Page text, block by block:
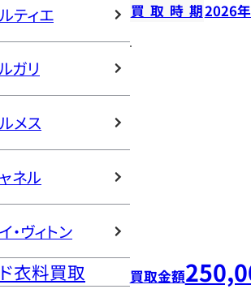
ティエ
ガリ
メス
ネル
・ヴィトン
衣料買取
買取時期2026
買取金額